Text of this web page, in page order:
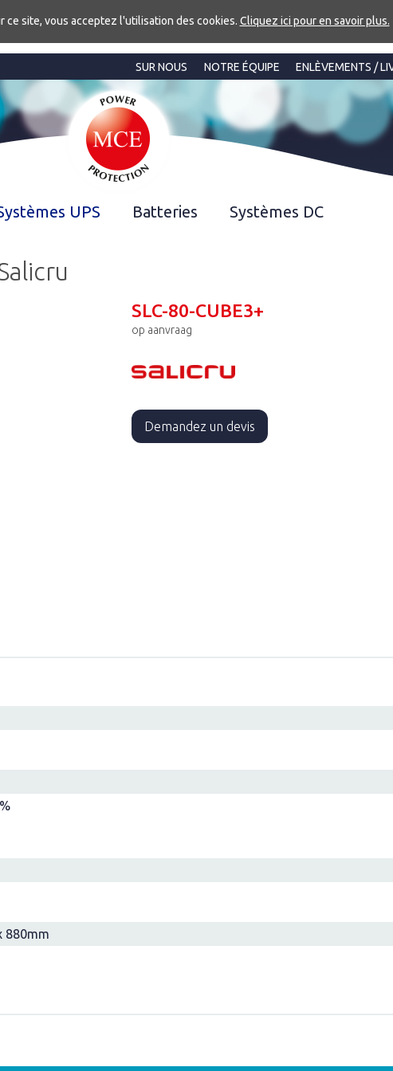
ce site, vous acceptez l'utilisation des cookies. Cliquez ici pour en savoir plus.
SUR NOUS NOTRE ÉQUIPE ENLÈVEMENTS /
UPS Batteries Systèmes DC
SLC-80-CUBE3+
op aanvraag
Demandez un devis
880mm